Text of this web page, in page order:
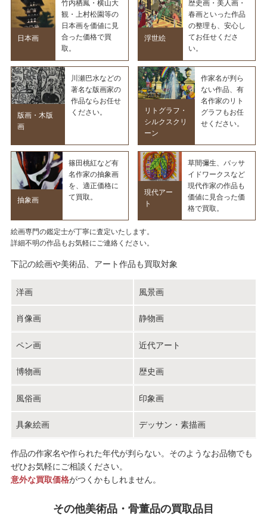
日本画
竹内栖鳳・横山大
観・上村松園等の
日本画を価値に見
合った価格で買
取。
浮世絵
歴史画・美人画・
春画といった作品
の整理も、安心し
てお任せくださ
い。
版画・木版
画
川瀬巴水などの
著名な版画家の
作品ならお任せ
ください。
リトグラフ・
シルクスクリ
ーン
作家名が判ら
ない作品、有
名作家のリト
グラフもお任
せください。
抽象画
篠田桃紅など有
名作家の抽象画
を、適正価格に
て買取。
現代アー
ト
草間彌生、バッサ
イドワークスなど
現代作家の作品も
価値に見合った価
格で買取。
絵画専門の鑑定士が丁寧に査定いたします。
詳細不明の作品もお気軽にご連絡ください。
下記の絵画や美術品、アート作品も買取対象
洋画 風景画
肖像画 静物画
ペン画 近代アート
博物画 歴史画
風俗画 印象画
具象絵画 デッサン・素描画
作品の作家名や作られた年代が判らない。そのようなお品物でも
ぜひお気軽にご相談ください。
意外な買取価格がつくかもしれません。
その他美術品・骨董品の買取品目